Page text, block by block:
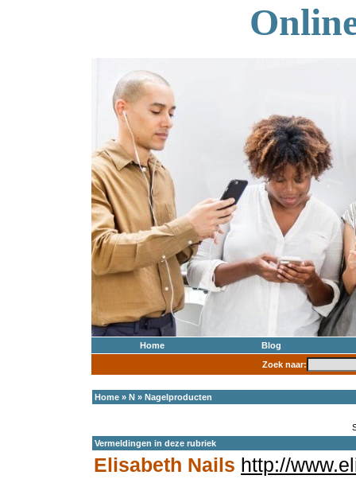
Home
Blog
Zoek naar:
Home » N » Nagelproducten
Vermeldingen in deze rubriek
Elisabeth Nails http://